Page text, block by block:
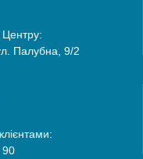
Палубна, 9/2
90